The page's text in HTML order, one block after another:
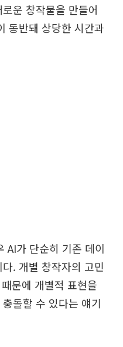
운 창작물을 만들어
동반돼 상당한 시간과
AI가 단순히 기존 데이
. 개별 창작자의 고민
문에 개별적 표현을
돌할 수 있다는 얘기